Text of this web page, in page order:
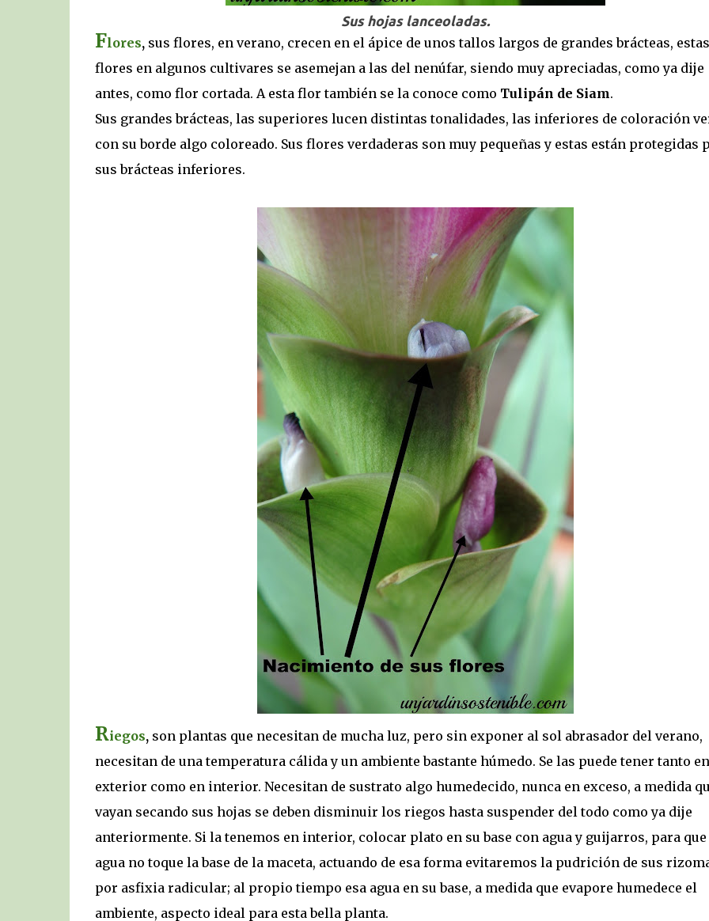
Sus hojas lanceoladas.
Flores,sus flores, en verano, crecen en el ápice de unos tallos largos de grandes brácteas, estas
flores en algunos cultivares se asemejan a las del nenúfar, siendo muy apreciadas, como ya dije
antes, como flor cortada. A esta flor también se la conoce como Tulipán de Siam.
Sus grandes brácteas, las superiores lucen distintas tonalidades, las inferiores de coloración
con su borde algo coloreado. Sus flores verdaderas son muy pequeñas y estas están protegidas
sus brácteas inferiores.
Riegos,son plantas que necesitan de mucha luz, pero sin exponer al sol abrasador del verano,
necesitan de una temperatura cálida y un ambiente bastante húmedo. Se las puede tener tanto en
exterior como en interior. Necesitan de sustrato algo humedecido, nunca en exceso, a medida
vayan secando sus hojas se deben disminuir los riegos hasta suspender del todo como ya dije
anteriormente. Si la tenemos en interior, colocar plato en su base con agua y guijarros, para que
agua no toque la base de la maceta, actuando de esa forma evitaremos la pudrición de sus
por asfixia radicular; al propio tiempo esa agua en su base, a medida que evapore humedece el
ambiente, aspecto ideal para esta bella planta.